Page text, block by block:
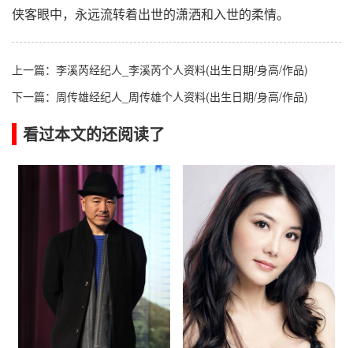
侠客眼中，永远流转着出世的潇洒和入世的柔情。
上一篇： 李溪芮经纪人_李溪芮个人资料(出生日期/身高/作品)
下一篇： 周传雄经纪人_周传雄个人资料(出生日期/身高/作品)
看过本文的还阅读了